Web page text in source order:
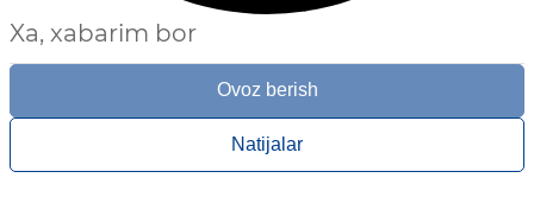
Xa, xabarim bor
Ovoz berish
Natijalar